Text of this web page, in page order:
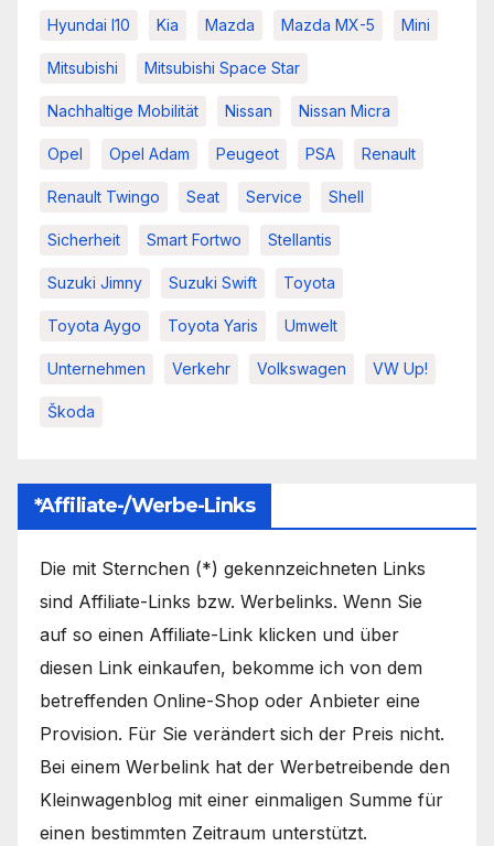
Hyundai I10 Kia Mazda Mazda MX-5 Mini
Mitsubishi Mitsubishi Space Star
Nachhaltige Mobilität Nissan Nissan Micra
Opel Opel Adam Peugeot PSA Renault
Renault Twingo Seat Service Shell
Sicherheit Smart Fortwo Stellantis
Suzuki Jimny Suzuki Swift Toyota
Toyota Aygo Toyota Yaris Umwelt
Unternehmen Verkehr Volkswagen VW Up!
Škoda
*Affiliate-/Werbe-Links
Die mit Sternchen (*) gekennzeichneten Links
sind Affiliate-Links bzw. Werbelinks. Wenn Sie
auf so einen Affiliate-Link klicken und über
diesen Link einkaufen, bekomme ich von dem
betreffenden Online-Shop oder Anbieter eine
Provision. Für Sie verändert sich der Preis nicht.
Bei einem Werbelink hat der Werbetreibende den
Kleinwagenblog mit einer einmaligen Summe für
einen bestimmten Zeitraum unterstützt.